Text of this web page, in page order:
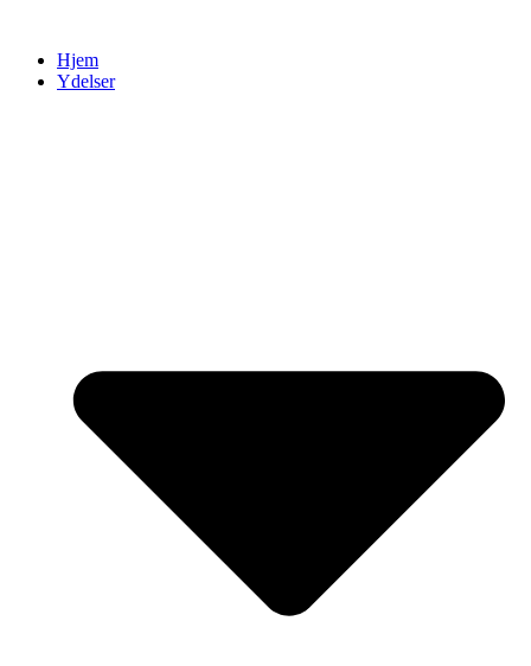
indholdHjem
Ydelser